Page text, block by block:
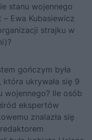
stanu wojennego
– Ewa Kubasiewicz
strajku w
gończym była
ukrywała się 9
wojennego? Ile osób
ekspertów
znalazła się